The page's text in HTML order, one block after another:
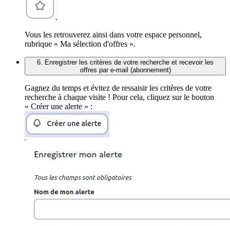
.
Vous les retrouverez ainsi dans votre espace personnel,
rubrique « Ma sélection d'offres ».
6. Enregistrer les critères de votre recherche et recevoir les
offres par e-mail (abonnement)
Gagnez du temps et évitez de ressaisir les critères de votre
recherche à chaque visite ! Pour cela, cliquez sur le bouton
« Créer une alerte » :